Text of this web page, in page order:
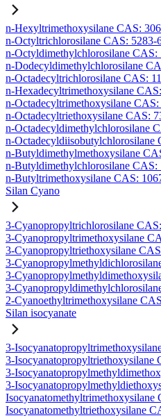
n-Hexyltrimethoxysilane CAS:
n-Octyltrichlorosilane CAS: 5283-
n-Octyldimethylchlorosilane CAS:
n-Dodecyldimethylchlorosilane
n-Octadecyltrichlorosilane CAS:
n-Hexadecyltrimethoxysilane
n-Octadecyltrimethoxysilane
n-Octadecyltriethoxysilane CAS:
n-Octadecyldimethylchlorosilane
n-Octadecyldiisobutylchlorosilane
n-Butyldimethylmethoxysilane
n-Butyldimethylchlorosilane CAS:
n-Butyltrimethoxysilane CAS:
Silan Cyano
3-Cyanopropyltrichlorosilane
3-Cyanopropyltrimethoxysilane
3-Cyanopropyltriethoxysilane
3-
3-
3-
2-Cyanoethyltrimethoxysilane
Silan isocyanate
3-
3-Isocyanatopropyltriethoxysilane
3-
3-
Isocyanatomethyltrimethoxysilane
Isocyanatomethyltriethoxysilane